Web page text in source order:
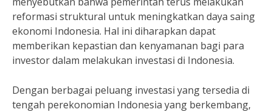
reformasi struktural untuk meningkatkan daya saing
ekonomi Indonesia. Hal ini diharapkan dapat
memberikan kepastian dan kenyamanan bagi para
investor dalam melakukan investasi di Indonesia.
Dengan berbagai peluang investasi yang tersedia di
tengah perekonomian Indonesia yang berkembang,